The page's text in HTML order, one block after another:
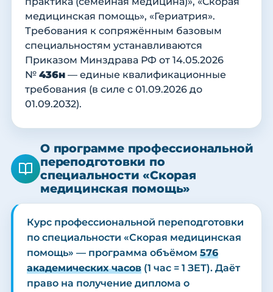
медицинская помощь», «Гериатрия».
Требования к сопряжённым базовым
специальностям устанавливаются
Приказом Минздрава РФ от 14.05.2026
№ 436н — единые квалификационные
требования (в силе с 01.09.2026 до
01.09.2032).
О программе профессиональной
переподготовки по
специальности «Скорая
медицинская помощь»
Курс профессиональной переподготовки
по специальности «Скорая медицинская
помощь» — программа объёмом 576
академических часов (1 час = 1 ЗЕТ). Даёт
право на получение диплома о